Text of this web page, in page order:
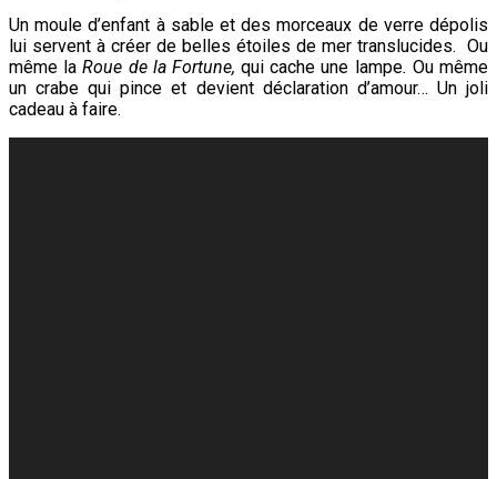
Un moule d’enfant à sable et des morceaux de verre dépolis
lui servent à créer de belles étoiles de mer translucides. Ou
même laRoue de la Fortune,qui cache une lampe. Ou même
un crabe qui pince et devient déclaration d’amour… Un joli
cadeau à faire.